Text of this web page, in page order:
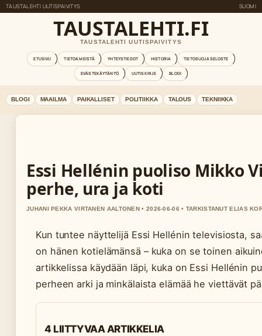
TAUSTALEHTI UUTISPAIVITYS SUOMI
TAUSTALEHTI.FI
TAUSTALEHTI UUTISPAIVITYS
ETUSIVU TIETOA MEISTÄ YHTEYSTIEDOT HISTORIA TIETOSUOJASELOSTE
EVÄSTEKÄYTÄNTÖ UUTISKIRJE BLOGI
BLOGI MAAILMA PAIKALLISET POLITIIKKA TALOUS TEKNIIKKA
Essi Hellénin puoliso Mikko
perhe, ura ja koti
JUHANI PEKKA VIRTANEN AALTONEN • 2026-06-06 • TARKISTANUT ELIAS
Kun tuntee näyttelijä Essi Hellénin televisiosta,
on hänen kotielämänsä – kuka on se toinen
artikkelissa käydään läpi, kuka on Essi Hellénin
perheen arki ja minkälaista elämää he viettävät
4 LIITTYVAA ARTIKKELIA